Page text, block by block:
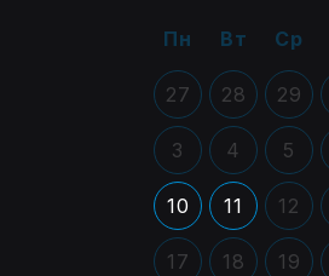
Пн Вт Ср
27 28 29
3 4 5
10 11 12
17 18 19